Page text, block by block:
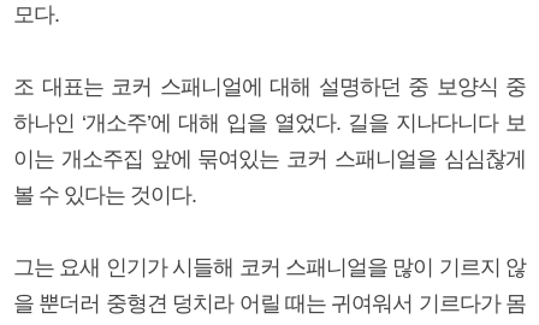
모다.
조 대표는 코커 스패니얼에 대해 설명하던 중 보양식 중
하나인 ‘개소주’에 대해 입을 열었다. 길을 지나다니다 보
이는 개소주집 앞에 묶여있는 코커 스패니얼을 심심찮게
볼 수 있다는 것이다.
그는 요새 인기가 시들해 코커 스패니얼을 많이 기르지 않
을 뿐더러 중형견 덩치라 어릴 때는 귀여워서 기르다가 몸